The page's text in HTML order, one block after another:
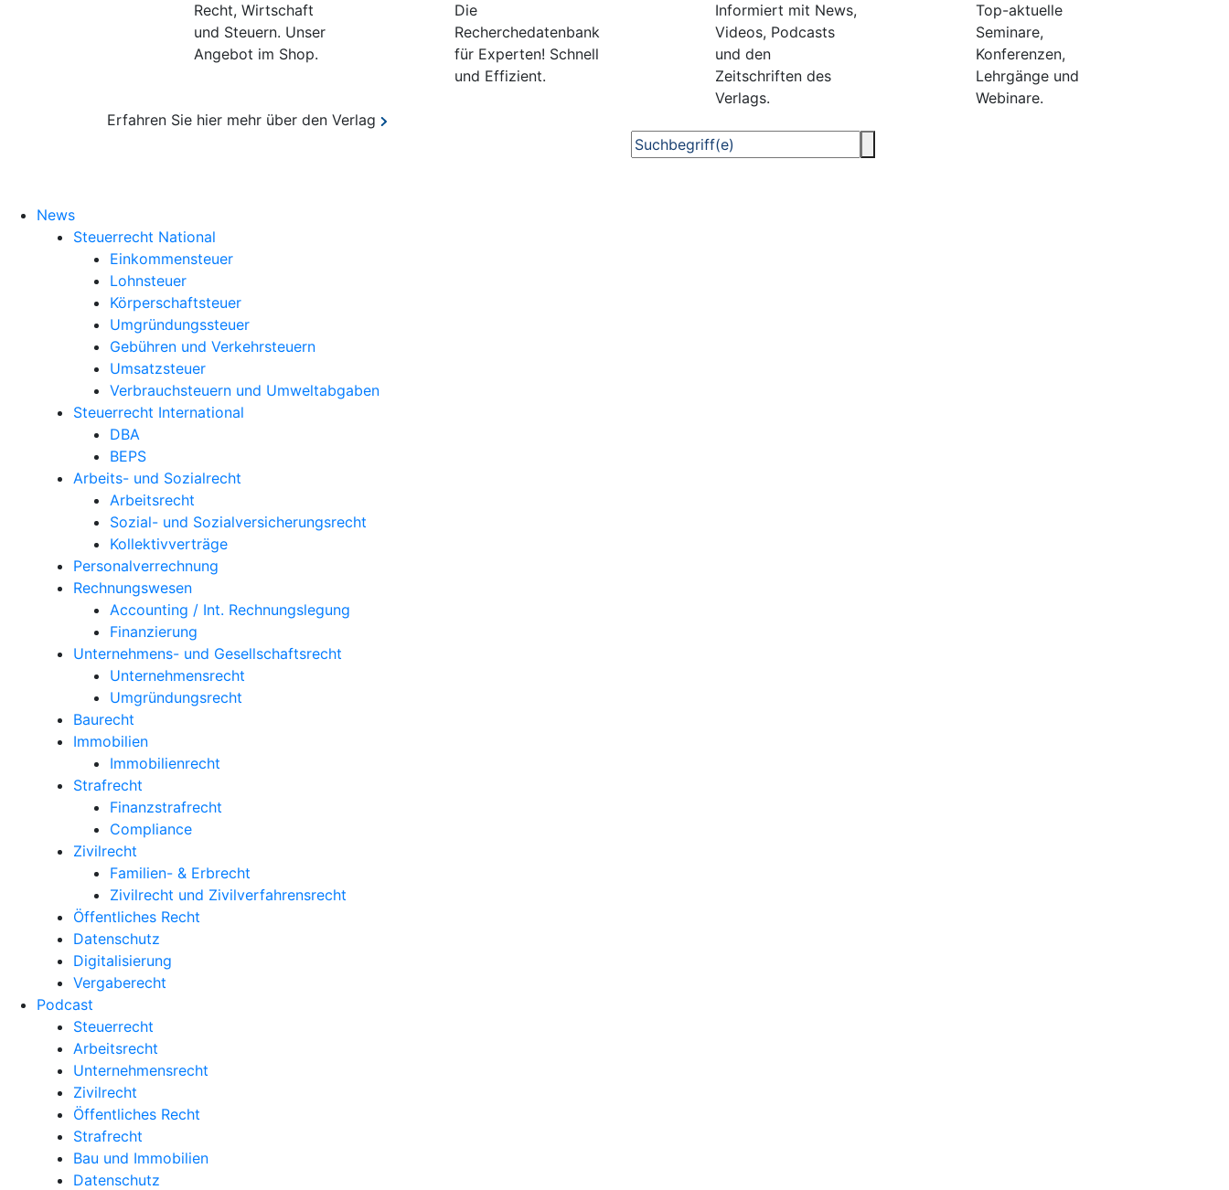
Recht, Wirtschaft
und Steuern. Unser
Angebot im Shop.
Die
Recherchedatenbank
für Experten! Schnell
und Effizient.
Informiert mit News,
Videos, Podcasts
und den
Zeitschriften des
Verlags.
Top-aktuelle
Seminare,
Konferenzen,
Lehrgänge und
Webinare.
Erfahren Sie hier mehr über den Verlag
News
Steuerrecht National
Einkommensteuer
Lohnsteuer
Körperschaftsteuer
Umgründungssteuer
Gebühren und Verkehrsteuern
Umsatzsteuer
Verbrauchsteuern und Umweltabgaben
Steuerrecht International
DBA
BEPS
Arbeits- und Sozialrecht
Arbeitsrecht
Sozial- und Sozialversicherungsrecht
Kollektivverträge
Personalverrechnung
Rechnungswesen
Accounting / Int. Rechnungslegung
Finanzierung
Unternehmens- und Gesellschaftsrecht
Unternehmensrecht
Umgründungsrecht
Baurecht
Immobilien
Immobilienrecht
Strafrecht
Finanzstrafrecht
Compliance
Zivilrecht
Familien- & Erbrecht
Zivilrecht und Zivilverfahrensrecht
Öffentliches Recht
Datenschutz
Digitalisierung
Vergaberecht
Podcast
Steuerrecht
Arbeitsrecht
Unternehmens­recht
Zivilrecht
Öffentliches Recht
Strafrecht
Bau und Immobilien
Datenschutz